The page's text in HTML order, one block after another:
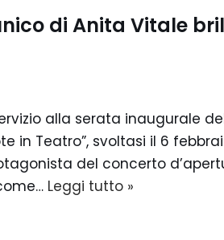
di Anita Vitale
alla serata inaugurale
in Teatro”, svoltasi il 6
del concerto
Leggi tutto »